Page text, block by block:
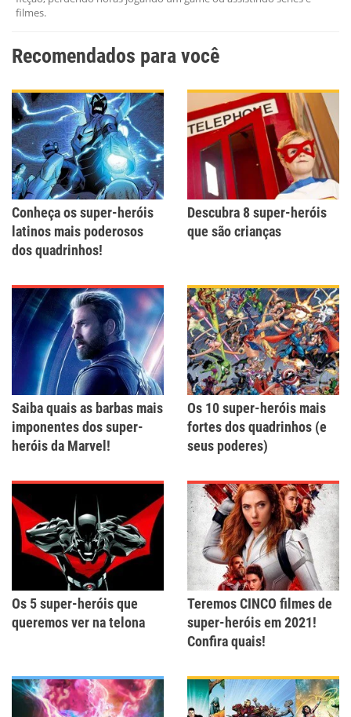
Outro
filmes.
Recomendados para você
Conheça os super-heróis
latinos mais poderosos
dos quadrinhos!
Descubra 8 super-heróis
que são crianças
Saiba quais as barbas mais
imponentes dos super-
heróis da Marvel!
Os 10 super-heróis mais
fortes dos quadrinhos (e
seus poderes)
Os 5 super-heróis que
queremos ver na telona
Teremos CINCO filmes de
super-heróis em 2021!
Confira quais!